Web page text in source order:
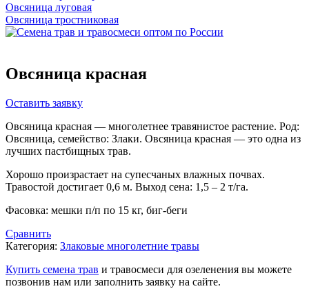
Овсяница луговая
Овсяница тростниковая
Овсяница красная
Оставить заявку
Овсяница красная — многолетнее травянистое растение. Род:
Овсяница, семейство: Злаки. Овсяница красная — это одна из
лучших пастбищных трав.
Хорошо произрастает на супесчаных влажных почвах.
Травостой достигает 0,6 м. Выход сена: 1,5 – 2 т/га.
Фасовка: мешки п/п по 15 кг, биг-беги
Сравнить
Категория: Злаковые многолетние травы
Купить семена трав и травосмеси для озеленения вы можете
позвонив нам или заполнить заявку на сайте.